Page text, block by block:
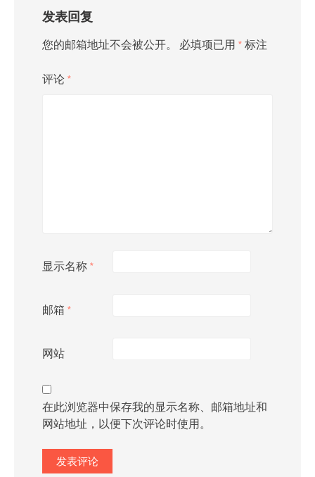
发表回复
您的邮箱地址不会被公开。 必填项已用 * 标注
评论 *
显示名称 *
邮箱 *
网站
在此浏览器中保存我的显示名称、邮箱地址和
网站地址，以便下次评论时使用。